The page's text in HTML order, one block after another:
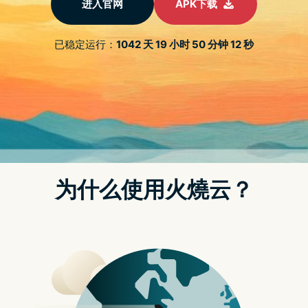
同时也在贴图与表情贴加入编辑功能。
▲图片来源：LINE 台湾官方 BLOG
LINE 电脑版 7.8 版本更新：贴图与表情贴支援编
辑功能、优化群组视讯预览等 6 项更新
近期 LINE 终於释出电脑版 7.8 更新，这次更新中为贴图与表情
贴新增「编辑」功能，让用户在电脑版的 LINE 也能调整贴图和
表情贴的顺序。另外，针对群组视讯通话预览页面进行优化，以
及加入美肌功能让大家视讯时都可以美美的，这次更新内容大致
可归纳出 6 项重点。 LINE 电脑版之前已先於上周率先释出
1. 贴图与表情贴支援「编辑」功能
当我们的 LINE 贴图和表情贴不断增加，汰换过时的贴图或表情